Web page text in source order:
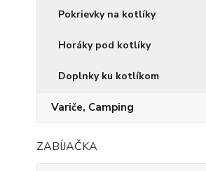
Pokrievky na kotlíky
Horáky pod kotlíky
Doplnky ku kotlíkom
Variče, Camping
ZABÍJAČKA